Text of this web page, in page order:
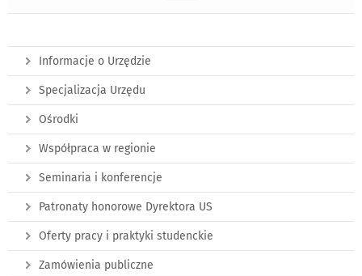
Informacje o Urzędzie
Specjalizacja Urzędu
Ośrodki
Współpraca w regionie
Seminaria i konferencje
Patronaty honorowe Dyrektora US
Oferty pracy i praktyki studenckie
Zamówienia publiczne